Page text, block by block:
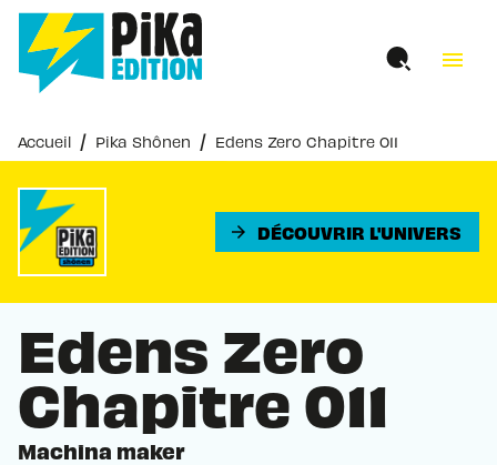
MENU RECHERCHE
PIED DE PAGE
menu
Accueil / Pika Shônen / Edens Zero Chapitre 011
arrow_forward DÉCOUVRIR L'UNIVERS
Edens Zero
Chapitre 011
Machina maker